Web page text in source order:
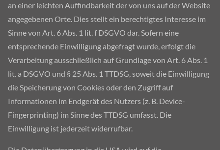
an einer leichten Auffindbarkeit der von uns auf der Website
angegebenen Orte. Dies stellt ein berechtigtes Interesse im
Sinne von Art. 6 Abs. 1 lit. f DSGVO dar. Sofern eine
entsprechende Einwilligung abgefragt wurde, erfolgt die
Verarbeitung ausschließlich auf Grundlage von Art. 6 Abs. 1
lit. a DSGVO und § 25 Abs. 1 TTDSG, soweit die Einwilligung
die Speicherung von Cookies oder den Zugriff auf
Informationen im Endgerät des Nutzers (z. B. Device-
Fingerprinting) im Sinne des TTDSG umfasst. Die
Einwilligung ist jederzeit widerrufbar.